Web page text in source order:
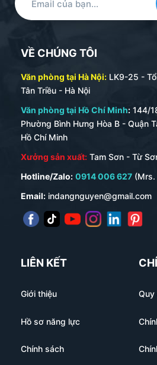
VỀ CHÚNG TÔI
Văn phòng tại Hà Nội: LK9-25 -
Tân Triều - Hà Nội
Văn phòng tại Hồ Chí Minh: 144/
Phường Bình Hưng Hòa B - Quận
Hồ Chí Minh
Xưởng sản xuất: Tam Sơn - Từ
Hotline/Zalo: 0914 006 627 (Mrs.
Email: indangnguyen@gmail.com
LIÊN KẾT
Giới thiệu
Hồ sơ năng lực
Chính sách
Quy